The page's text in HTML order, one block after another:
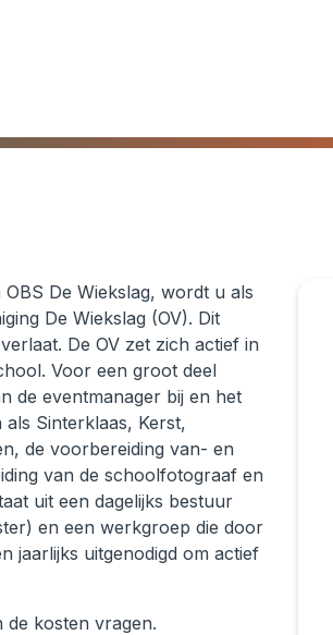
De Wiekslag, wordt u als
De Wiekslag (OV). Dit
De OV zet zich actief in
Voor een groot deel
de eventmanager bij en het
Sinterklaas, Kerst,
de voorbereiding van- en
van de schoolfotograaf en
uit een dagelijks bestuur
en een werkgroep die door
jaarlijks uitgenodigd om actief
de kosten vragen.